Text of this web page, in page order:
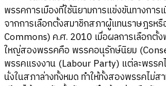
พรรคการเมืองที่ใช้นิยามการแข่งขันทางกา
จากการเลือกตั้งสมาชิกสภาผู้แทนราษฎรห
Commons) ค.ศ. 2010 เมื่อผลการเลือกตั้ง
ใหญ่สองพรรคคือ พรรคอนุรักษ์นิยม
พรรคแรงงาน (Labour Party) แต่ละพรรค
นั่งในสภาล่างทั้งหมด ทำให้ทั้งสองพรรคไม่